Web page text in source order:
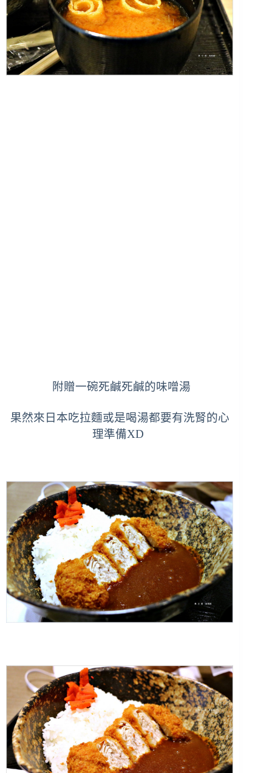
附贈一碗死鹹死鹹的味噌湯
果然來日本吃拉麵或是喝湯都要有洗腎的心
理準備XD